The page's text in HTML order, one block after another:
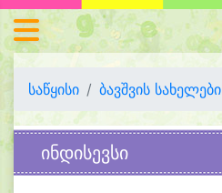
საწყისი ბავშვის სახელები
ინდისევსი